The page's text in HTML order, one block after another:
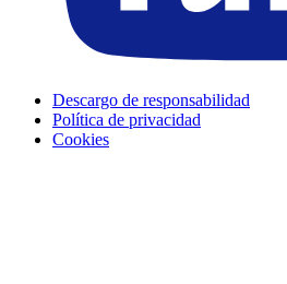
Descargo de responsabilidad
Política de privacidad
Cookies